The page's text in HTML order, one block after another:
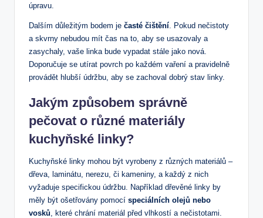
úpravu.
Dalším důležitým bodem je časté čištění . Pokud nečistoty
a skvrny nebudou mít čas na to, aby se usazovaly a
zasychaly, vaše linka bude vypadat stále jako nová.
Doporučuje se utírat povrch po každém vaření a pravidelně
provádět hlubší údržbu, aby se zachoval dobrý stav linky.
Jakým způsobem správně
pečovat o různé materiály
kuchyňské linky?
Kuchyňské linky mohou být vyrobeny z různých materiálů –
dřeva, laminátu, nerezu, či kameniny, a každý z nich
vyžaduje specifickou údržbu. Například dřevěné linky by
měly být ošetřovány pomocí speciálních olejů nebo
vosků , které chrání materiál před vlhkostí a nečistotami.